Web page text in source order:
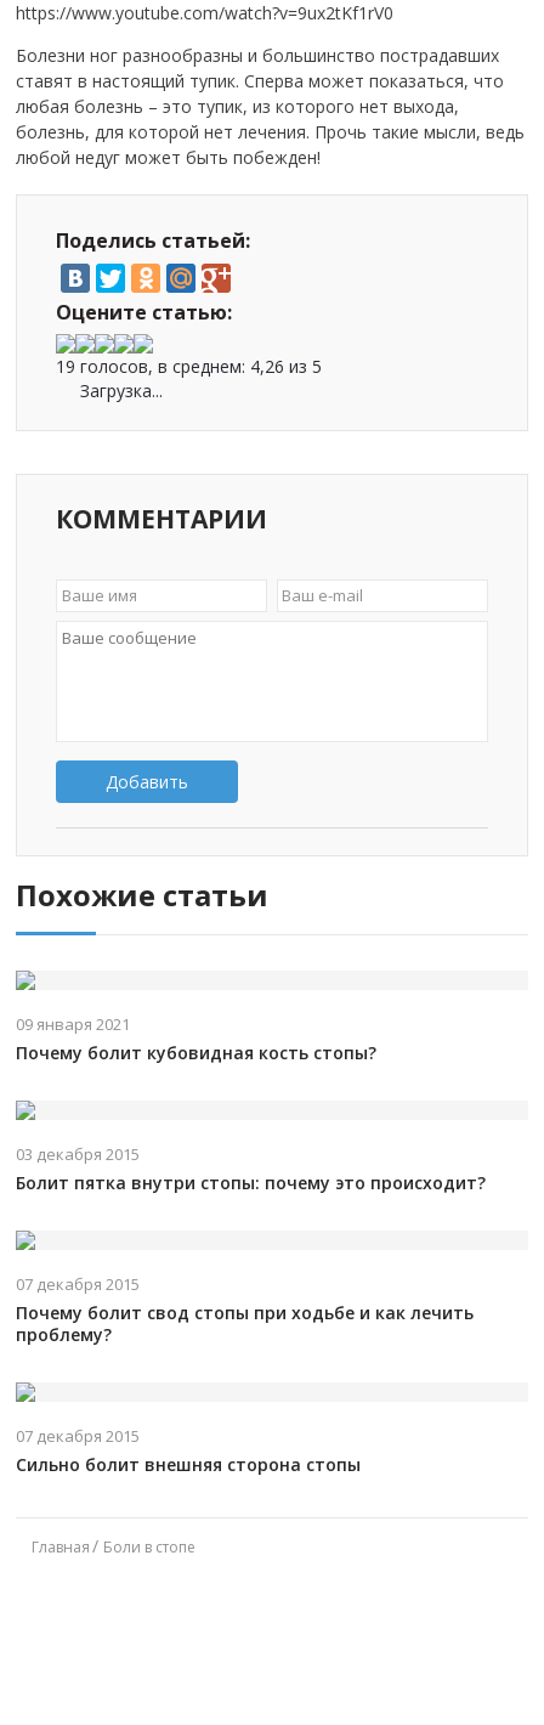
https://www.youtube.com/watch?v=9ux2tKf1rV0
Болезни ног разнообразны и большинство пострадавших
ставят в настоящий тупик. Сперва может показаться, что
любая болезнь – это тупик, из которого нет выхода,
болезнь, для которой нет лечения. Прочь такие мысли, ведь
любой недуг может быть побежден!
Поделись статьей:
Оцените статью:
19 голосов, в среднем: 4,26 из 5
Загрузка...
КОММЕНТАРИИ
Добавить
Похожие статьи
09 января 2021
Почему болит кубовидная кость стопы?
03 декабря 2015
Болит пятка внутри стопы: почему это происходит?
07 декабря 2015
Почему болит свод стопы при ходьбе и как лечить
проблему?
07 декабря 2015
Сильно болит внешняя сторона стопы
Главная Боли в стопе